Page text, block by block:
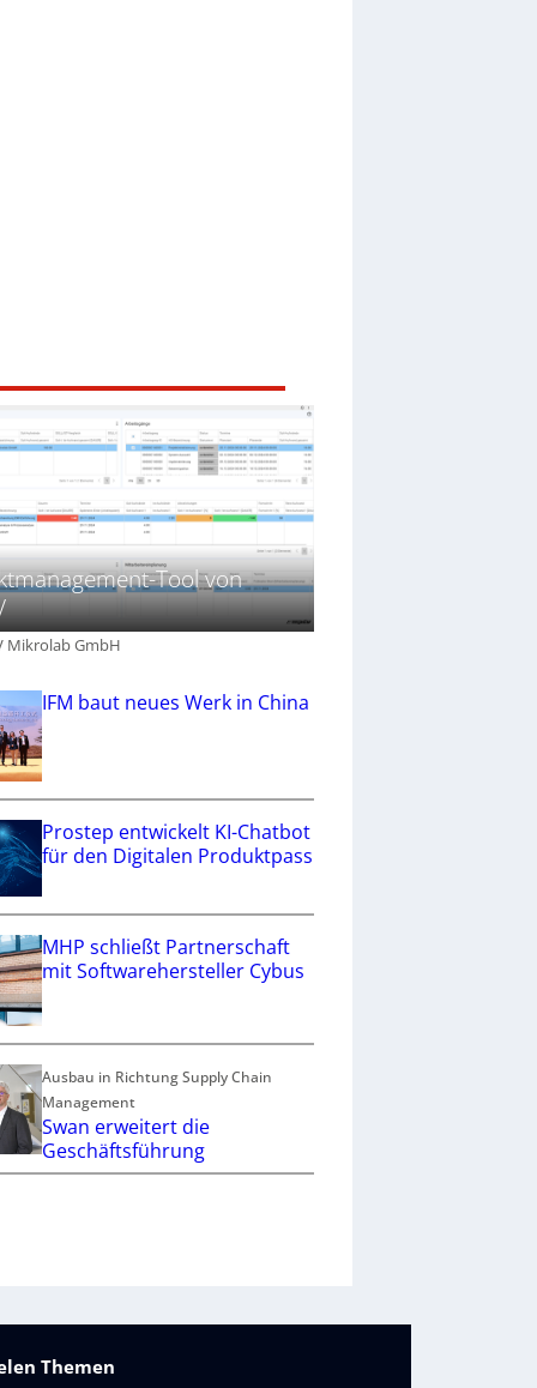
Tool von
Mikrolab GmbH
IFM baut neues Werk in China
Prostep entwickelt KI-Chatbot
für den Digitalen Produktpass
MHP schließt Partnerschaft
mit Softwarehersteller Cybus
Ausbau in Richtung Supply Chain
Management
Swan erweitert die
Geschäftsführung
Themen